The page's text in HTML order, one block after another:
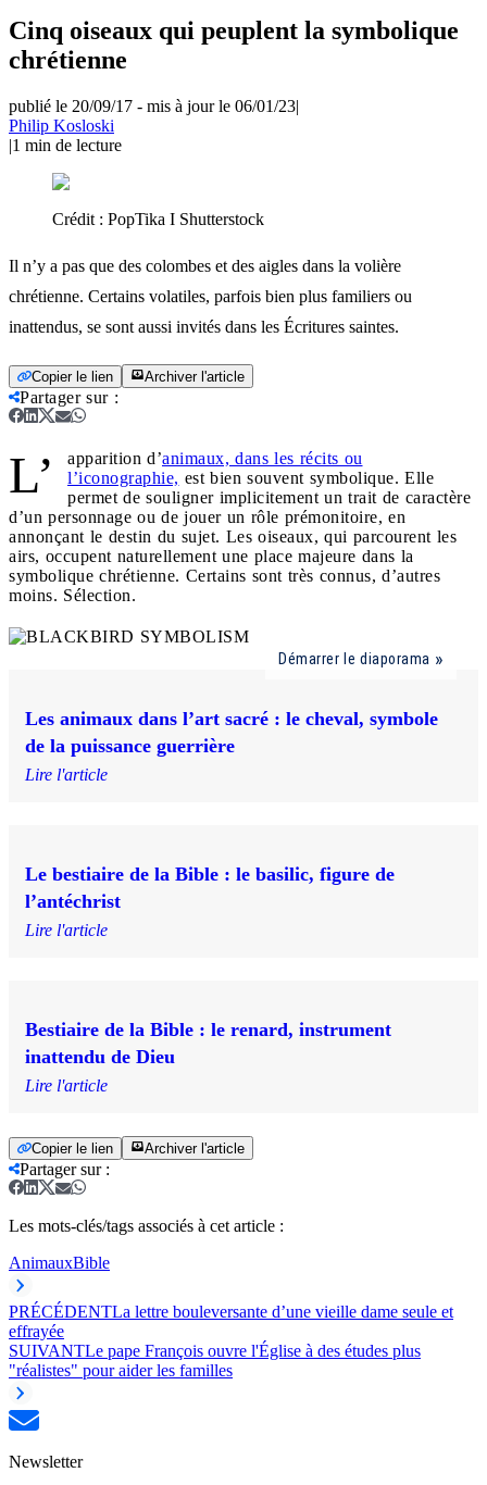
Cinq oiseaux qui peuplent la symbolique
chrétienne
publié le 20/09/17 - mis à jour le 06/01/23|
Philip Kosloski
|1 min de lecture
Crédit : PopTika I Shutterstock
Il n’y a pas que des colombes et des aigles dans la volière
chrétienne. Certains volatiles, parfois bien plus familiers ou
inattendus, se sont aussi invités dans les Écritures saintes.
Copier le lien Archiver l'article
Partager sur:
L’ apparition d’animaux, dans les récits ou
l’iconographie, est bien souvent symbolique. Elle
permet de souligner implicitement un trait de caractère
d’un personnage ou de jouer un rôle prémonitoire, en
annonçant le destin du sujet. Les oiseaux, qui parcourent les
airs, occupent naturellement une place majeure dans la
symbolique chrétienne. Certains sont très connus, d’autres
moins. Sélection.
Démarrer le diaporama
Les animaux dans l’art sacré : le cheval, symbole
de la puissance guerrière
Lire l'article
Le bestiaire de la Bible : le basilic, figure de
l’antéchrist
Lire l'article
Bestiaire de la Bible : le renard, instrument
inattendu de Dieu
Lire l'article
Copier le lien Archiver l'article
Partager sur:
Les mots-clés/tags associés à cet article :
AnimauxBible
PRÉCÉDENTLa lettre bouleversante d’une vieille dame seule et
effrayée
SUIVANTLe pape François ouvre l'Église à des études plus
"réalistes" pour aider les familles
Newsletter